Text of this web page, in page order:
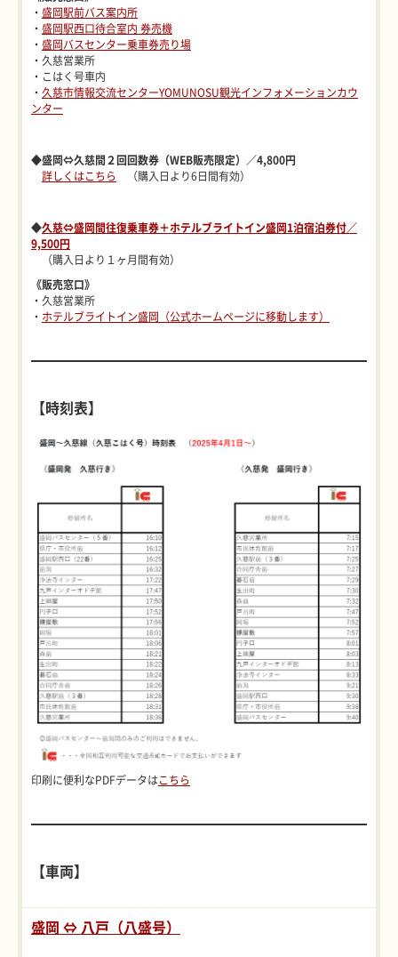
・ 盛岡駅前バス案内所
・ 盛岡駅西口待合室内 券売機
・ 盛岡バスセンター乗車券売り場
・久慈営業所
・こはく号車内
・ 久慈市情報交流センターYOMUNOSU観光インフォメーションカウ
ンター
◆盛岡⇔久慈間２回回数券（WEB販売限定）／4,800円
詳しくはこちら
（購入日より6日間有効）
◆久慈⇔盛岡間往復乗車券＋ホテルブライトイン盛岡1泊宿泊券付／
9,500円
（購入日より１ヶ月間有効）
《販売窓口》
・久慈営業所
・ ホテルブライトイン盛岡（公式ホームページに移動します）
【時刻表】
印刷に便利なPDFデータはこちら
【車両】
盛岡 ⇔ 八戸（八盛号）